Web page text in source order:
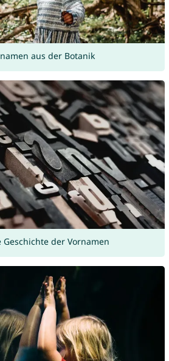
aus der Botanik
Geschichte der Vornamen